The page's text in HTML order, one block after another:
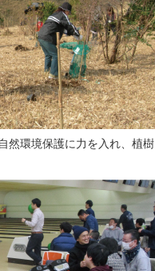
然環境保護に力を入れ、植樹